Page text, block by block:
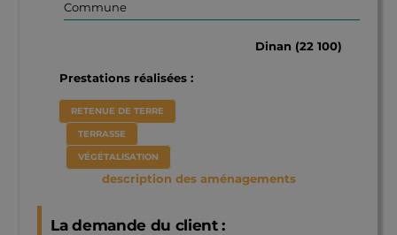
Commune
Dinan (22 100)
Prestations réalisées :
RETENUE DE TERRE
TERRASSE
VÉGÉTALISATION
description des aménagements
La demande du client :